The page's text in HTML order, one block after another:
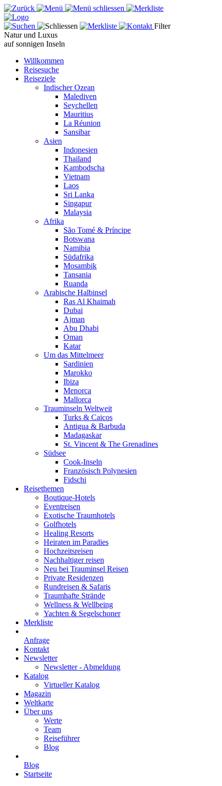
Filter
Natur und Luxus
auf sonnigen Inseln
Willkommen
Reisesuche
Reiseziele
Indischer Ozean
Malediven
Seychellen
Mauritius
La Réunion
Sansibar
Asien
Indonesien
Thailand
Kambodscha
Vietnam
Laos
Sri Lanka
Singapur
Malaysia
Afrika
São Tomé & Príncipe
Botswana
Namibia
Südafrika
Mosambik
Tansania
Ruanda
Arabische Halbinsel
Ras Al Khaimah
Dubai
Ajman
Abu Dhabi
Oman
Katar
Um das Mittelmeer
Sardinien
Marokko
Ibiza
Menorca
Mallorca
Trauminseln Weltweit
Turks & Caicos
Antigua & Barbuda
Madagaskar
St. Vincent & The Grenadines
Südsee
Cook-Inseln
Französisch Polynesien
Fidschi
Reisethemen
Boutique-Hotels
Eventreisen
Exotische Traumhotels
Golfhotels
Healing Resorts
Heiraten im Paradies
Hochzeitsreisen
Nachhaltiger reisen
Neu bei Trauminsel Reisen
Private Residenzen
Rundreisen & Safaris
Traumhafte Strände
Wellness & Wellbeing
Yachten & Segelschoner
Merkliste
Anfrage
Kontakt
Newsletter
Newsletter - Abmeldung
Katalog
Virtueller Katalog
Magazin
Weltkarte
Über uns
Werte
Team
Reiseführer
Blog
Blog
Startseite